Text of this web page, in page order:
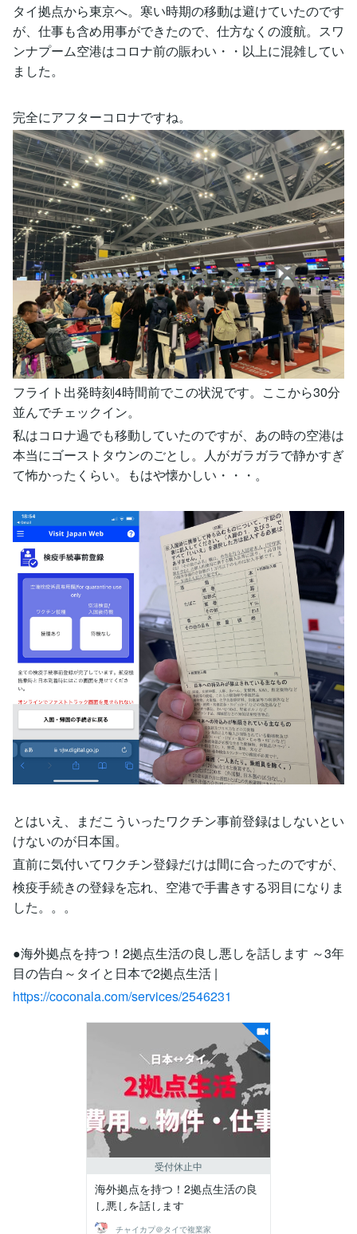
タイ拠点から東京へ。寒い時期の移動は避けていたのです
が、仕事も含め用事ができたので、仕方なくの渡航。スワ
ンナプーム空港はコロナ前の賑わい・・以上に混雑してい
ました。
完全にアフターコロナですね。
フライト出発時刻4時間前でこの状況です。ここから30分
並んでチェックイン。
私はコロナ過でも移動していたのですが、あの時の空港は
本当にゴーストタウンのごとし。人がガラガラで静かすぎ
て怖かったくらい。もはや懐かしい・・・。
とはいえ、まだこういったワクチン事前登録はしないとい
けないのが日本国。
直前に気付いてワクチン登録だけは間に合ったのですが、
検疫手続きの登録を忘れ、空港で手書きする羽目になりま
した。。。
●海外拠点を持つ！2拠点生活の良し悪しを話します ～3年
目の告白～タイと日本で2拠点生活 |
https://coconala.com/services/2546231
受付休止中
海外拠点を持つ！2拠点生活の良
し悪しを話します
チャイカプ＠タイで複業家